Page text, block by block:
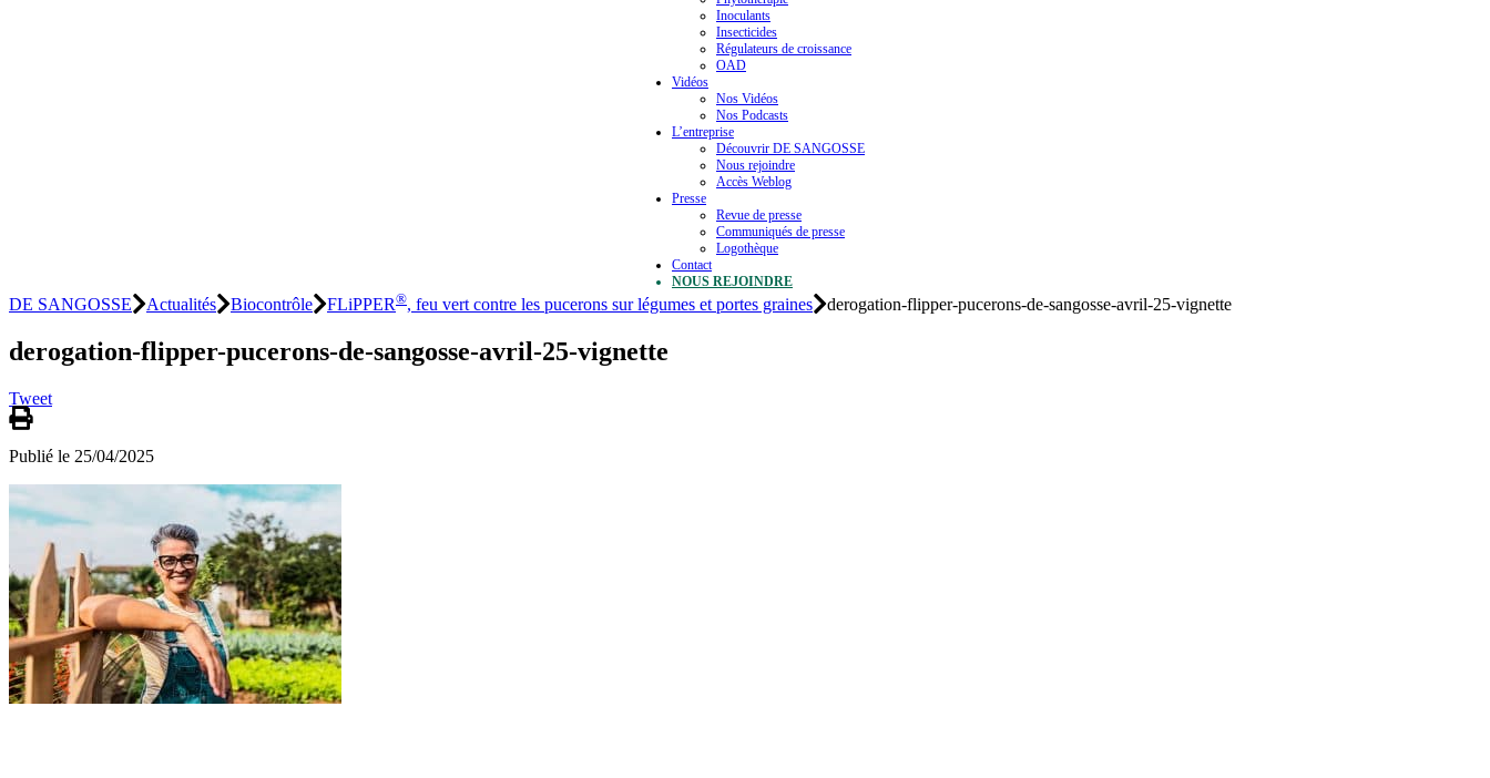
Inoculants
Insecticides
Régulateurs de croissance
OAD
Vidéos
Nos Vidéos
Nos Podcasts
L’entreprise
Découvrir DE SANGOSSE
Nous rejoindre
Accès Weblog
Presse
Revue de presse
Communiqués de presse
Logothèque
Contact
NOUS REJOINDRE
DE SANGOSSE Actualités Biocontrôle FLiPPER®, feu vert contre les pucerons sur légumes et portes graines derogation-flipper-pucerons-de-sangosse-avril-25-vignette
derogation-flipper-pucerons-de-sangosse-avril-25-vignette
Tweet
Publié le 25/04/2025